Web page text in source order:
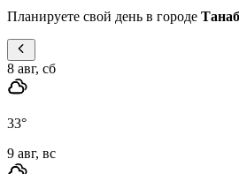
Планируете свой день в городе
8 авг, сб
33°
9 авг, вс